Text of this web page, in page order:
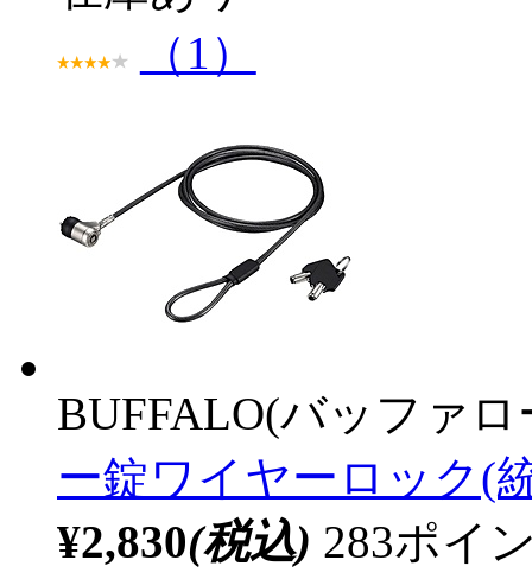
（1）
BUFFALO(バッファロ
ー錠ワイヤーロック(
¥2,830(税込) 283ポイ